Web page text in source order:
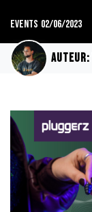
Events 02/06/2023
Auteur: